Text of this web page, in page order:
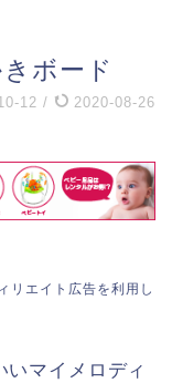
ボード
12 / 2020-08-26
リエイト広告を利用し
マイメロディ